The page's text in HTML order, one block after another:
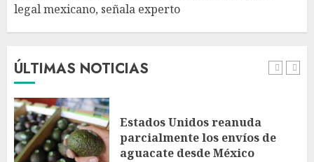
legal mexicano, señala experto
ÚLTIMAS NOTICIAS
1
EE. UU. reconoce apoyo de
AGOSTO 8, 2026
Estados Unidos reanuda
parcialmente los envíos de
aguacate desde México